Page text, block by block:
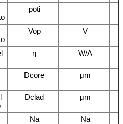
poti
Vop V
η W/A
Dcore μm
Dclad μm
Na Na